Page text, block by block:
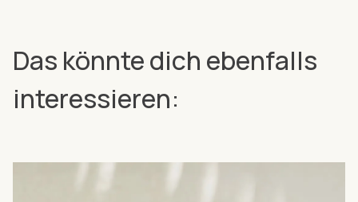
Das könnte dich ebenfalls
interessieren: